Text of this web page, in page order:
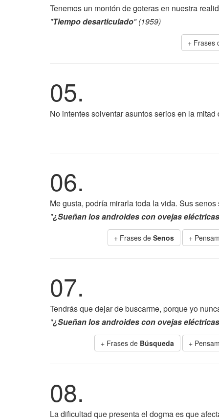
Tenemos un montón de goteras en nuestra
"Tiempo desarticulado" (1959)
+ Frases
05.
No intentes solventar asuntos serios en la mitad
06.
Me gusta, podría mirarla toda la vida. Sus senos
"¿Sueñan los androides con ovejas
+ Frases de Senos +
07.
Tendrás que dejar de buscarme, porque yo
"¿Sueñan los androides con ovejas
+ Frases de Búsqueda +
08.
La dificultad que presenta el dogma es que